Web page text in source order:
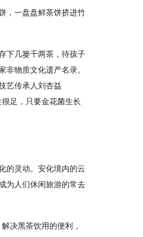
，一盘盘鲜茶饼挤进竹
下几篓千两茶，待孩子
非物质文化遗产名录。
艺传承人刘杏益
足，只要金花菌生长
的灵动。安化境内的云
为人们休闲旅游的常去
决黑茶饮用的便利，